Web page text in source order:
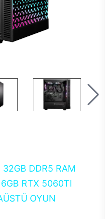
32GB DDR5 RAM
RTX 5060TI
OYUN